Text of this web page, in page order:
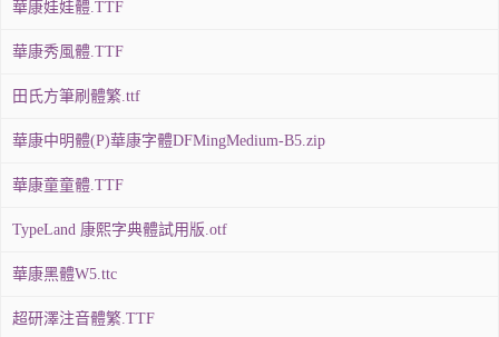
華康娃娃體.TTF
華康秀風體.TTF
田氏方筆刷體繁.ttf
華康中明體(P)華康字體DFMingMedium-B5.zip
華康童童體.TTF
TypeLand 康熙字典體試用版.otf
華康黑體W5.ttc
超研澤注音體繁.TTF